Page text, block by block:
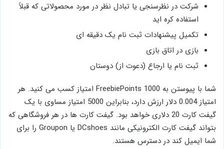
شرکت در نظرسنجی یا تبادل نظر در مورد محصولاتی که قبلاً
استفاده کره اید
تکمیل پیشنهادات ثبت نام یک دقیقه ای
بازی در اتاق بازی
ثبت نام یا ارجاع (دعوت از) دوستان
شما با پیوستن به FreebiePoints 1000 امتیاز کسب می کنید. هر
امتیاز 0.004 دلار ارزش دارد، بنابراین 5000 امتیاز مساوی با یک
گیفت کارت 20 دلاری خواهد بود. گیفت کارت ها در هر فروشگاهی که
بتواند گیفت کارت الکترونیکی مانند DCshoes یا Groupon را برای
شما ایمیل کند در دسترس هستند.